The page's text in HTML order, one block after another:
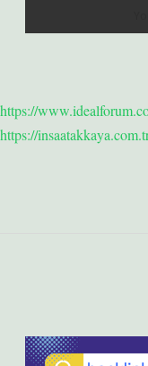
https://
https://